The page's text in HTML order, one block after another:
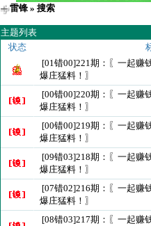
雷锋 » 搜索
主题列表
状态
[01错00]221期：〖一起
爆庄猛料！〗
[00错00]220期：〖一起
爆庄猛料！〗
[00错00]219期：〖一起
爆庄猛料！〗
[09错03]218期：〖一起
爆庄猛料！〗
[07错02]216期：〖一起
爆庄猛料！〗
[08错03]217期：〖一起